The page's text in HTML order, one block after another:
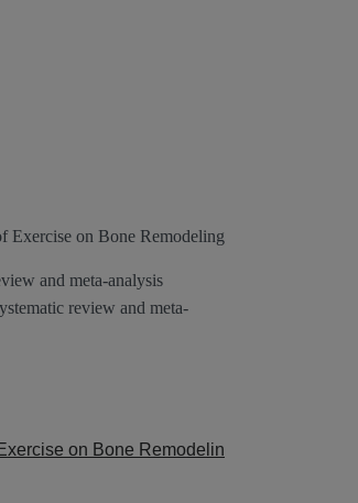
Exercise on Bone Remodeling
and meta-analysis
review and meta-
on Bone Remodelin